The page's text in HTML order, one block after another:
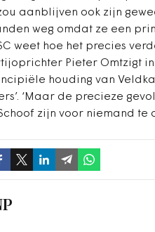
aanblijven ook zijn
weg omdat ze een
weet hoe het precies
Pieter Omtzigt in
houding van
‘Maar de precieze
zijn voor niemand te